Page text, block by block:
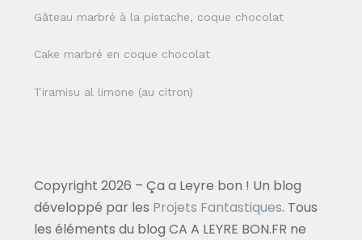
Gâteau marbré à la pistache, coque chocolat
Cake marbré en coque chocolat
Tiramisu al limone (au citron)
Copyright 2026 – Ça a Leyre bon ! Un blog
développé par les Projets Fantastiques. Tous
les éléments du blog CA A LEYRE BON.FR ne